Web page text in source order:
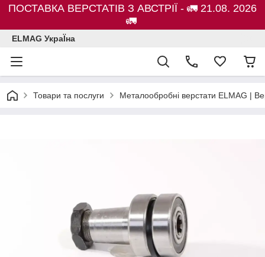
ПОСТАВКА ВЕРСТАТІВ З АВСТРІЇ - 🚛 21.08. 2026
🚛
ELMAG УкраЇна
Товари та послуги Металообробні верстати ELMAG |